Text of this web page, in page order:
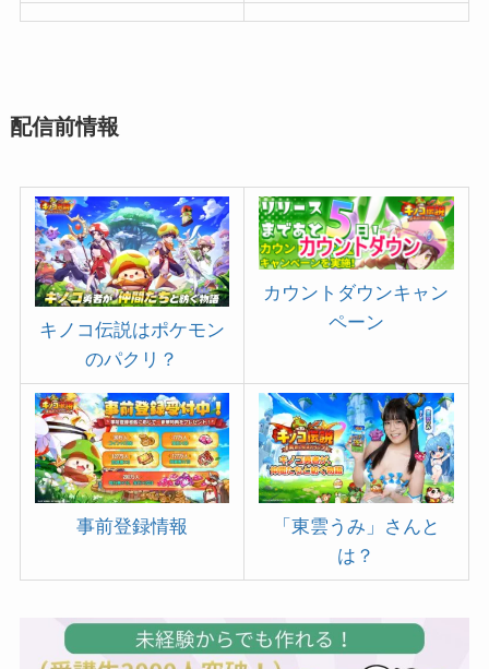
配信前情報
キノコ伝説はポケモン
のパクリ？
カウントダウンキャン
ペーン
事前登録情報
「東雲うみ」さんと
は？